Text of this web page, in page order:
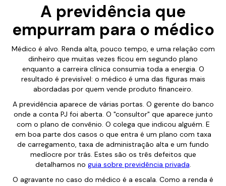
A previdência que
empurram para o médico
Médico é alvo. Renda alta, pouco tempo, e uma relação com
dinheiro que muitas vezes ficou em segundo plano
enquanto a carreira clínica consumia toda a energia. O
resultado é previsível: o médico é uma das figuras mais
abordadas por quem vende produto financeiro.
A previdência aparece de várias portas. O gerente do banco
onde a conta PJ foi aberta. O "consultor" que aparece junto
com o plano de convênio. O colega que indicou alguém. E
em boa parte dos casos o que entra é um plano com taxa
de carregamento, taxa de administração alta e um fundo
medíocre por trás. Estes são os três defeitos que
detalhamos no guia sobre previdência privada.
O agravante no caso do médico é a escala. Como a renda é